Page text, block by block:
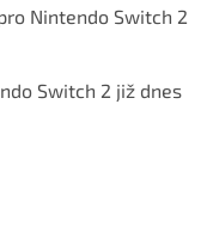
Nintendo Switch 2
Switch 2 již dnes